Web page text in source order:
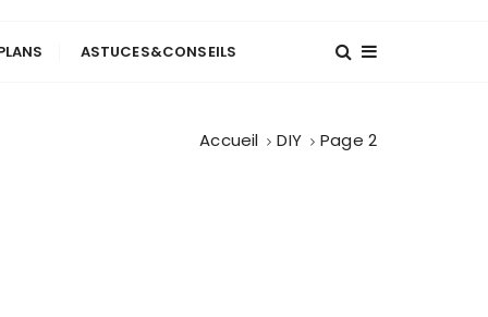
ASTUCES&CONSEILS
Accueil DIY Page 2